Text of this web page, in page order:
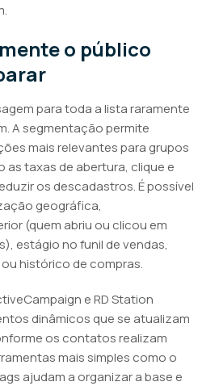
o público
para toda a lista raramente
A segmentação permite
mais relevantes para grupos
as taxas de abertura, clique e
os descadastros. É possível
geográfica,
(quem abriu ou clicou em
estágio no funil de vendas,
histórico de compras.
e RD Station
dinâmicos que se atualizam
os contatos realizam
mais simples como o
ajudam a organizar a base e